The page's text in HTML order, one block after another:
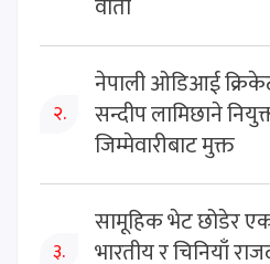
२.
नेपाली ओडिआई
सन्दीप लामिछाने
जिम्मेवारीबाट मुक्त
३.
सामूहिक भेट छोडेर
भारतीय र चिनियाँ